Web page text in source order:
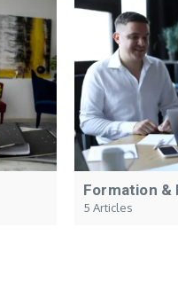
Formation &
5 Articles